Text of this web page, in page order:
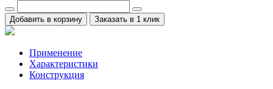
Добавить в корзину Заказать в 1 клик
Применение
Характеристики
Конструкция